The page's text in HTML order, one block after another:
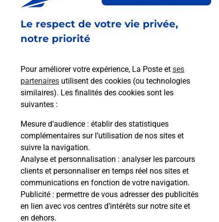
Le respect de votre vie privée,
notre priorité
Pour améliorer votre expérience, La Poste et ses
partenaires utilisent des cookies (ou technologies
similaires). Les finalités des cookies sont les
suivantes :
Mesure d’audience : établir des statistiques
complémentaires sur l’utilisation de nos sites et
suivre la navigation.
Analyse et personnalisation : analyser les parcours
clients et personnaliser en temps réel nos sites et
communications en fonction de votre navigation.
Publicité : permettre de vous adresser des publicités
en lien avec vos centres d’intérêts sur notre site et
en dehors.
jusqu'à 09h00
59 RUE DU VAL DE L INDRE
37260 MONTS
Malin !
La Poste
en ligne
Ouvert 24h/24
En savoir plus